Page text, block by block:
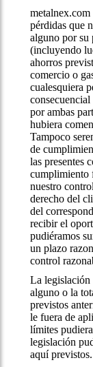
metalnex.com
pérdidas que
alguno por su
(incluyendo
ahorros
comercio o
cualesquiera
por ambas
hubiera
Tampoco
de
las presentes
cumplimiento
nuestro
derecho del
del
recibir el
pudiéramos
un plazo
control
La legislación
alguno o la
previstos
le fuera de
límites
legislación
aquí previstos.